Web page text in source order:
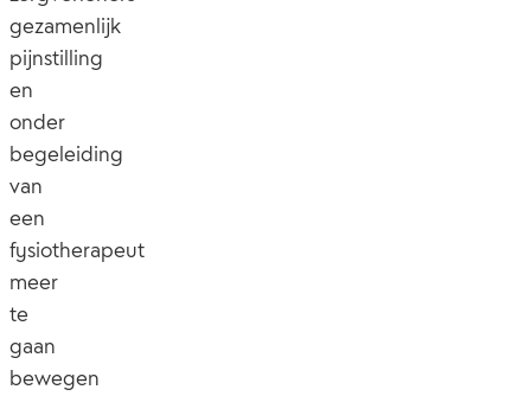
gezamenlijk
pijnstilling
en
onder
begeleiding
van
een
fysiotherapeut
meer
te
gaan
bewegen